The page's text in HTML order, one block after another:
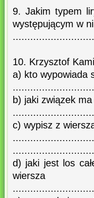
9. Jakim typem
występującym w
10. Krzysztof
a) kto wypowiada
b) jaki związek
c) wypisz z
d) jaki jest los
wiersza